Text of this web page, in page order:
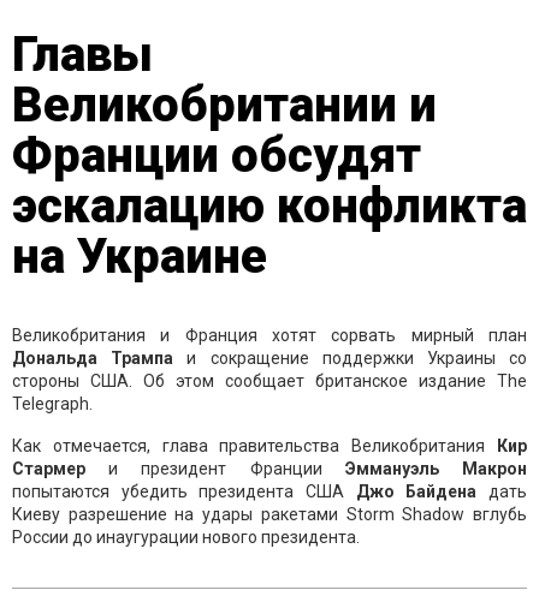
Главы
Великобритании и
Франции обсудят
эскалацию конфликта
на Украине
Великобритания и Франция хотят сорвать мирный план
Дональда Трампа и сокращение поддержки Украины со
стороны США. Об этом сообщает британское издание The
Telegraph.
Как отмечается, глава правительства Великобритания Кир
Стармер и президент Франции Эммануэль
Макрон
попытаются убедить президента США Джо Байдена дать
Киеву разрешение на удары ракетами Storm Shadow вглубь
России до инаугурации нового президента.